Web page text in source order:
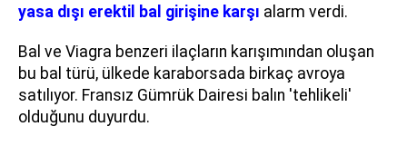
yasa dışı erektil bal girişine karşı alarm verdi.
Bal ve Viagra benzeri ilaçların karışımından oluşan
bu bal türü, ülkede karaborsada birkaç avroya
satılıyor. Fransız Gümrük Dairesi balın 'tehlikeli'
olduğunu duyurdu.